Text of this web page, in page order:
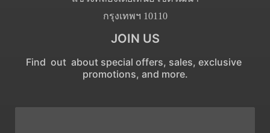
กรุงเทพฯ 10110
JOIN US
Find out about special offers, sales, exclusive
promotions, and more.